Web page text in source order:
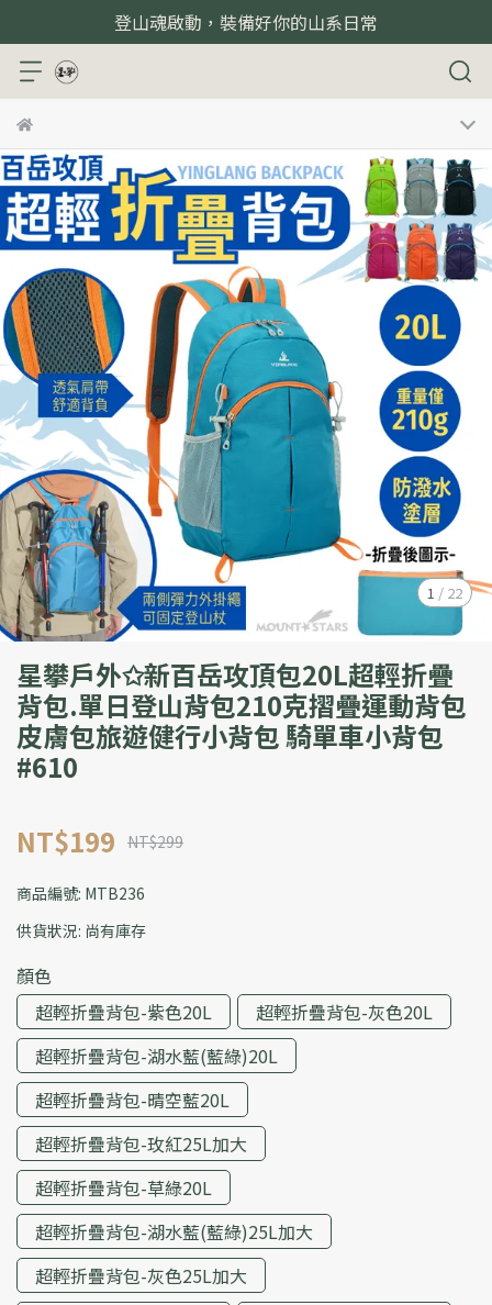
登山魂啟動，裝備好你的山系日常
1 / 22
星攀戶外✩新百岳攻頂包20L超輕折疊
背包.單日登山背包210克摺疊運動背包
皮膚包旅遊健行小背包 騎單車小背包
#610
NT$199 NT$299
商品編號: MTB236
供貨狀況: 尚有庫存
顏色
超輕折疊背包-紫色20L
超輕折疊背包-灰色20L
超輕折疊背包-湖水藍(藍綠)20L
超輕折疊背包-晴空藍20L
超輕折疊背包-玫紅25L加大
超輕折疊背包-草綠20L
超輕折疊背包-湖水藍(藍綠)25L加大
超輕折疊背包-灰色25L加大